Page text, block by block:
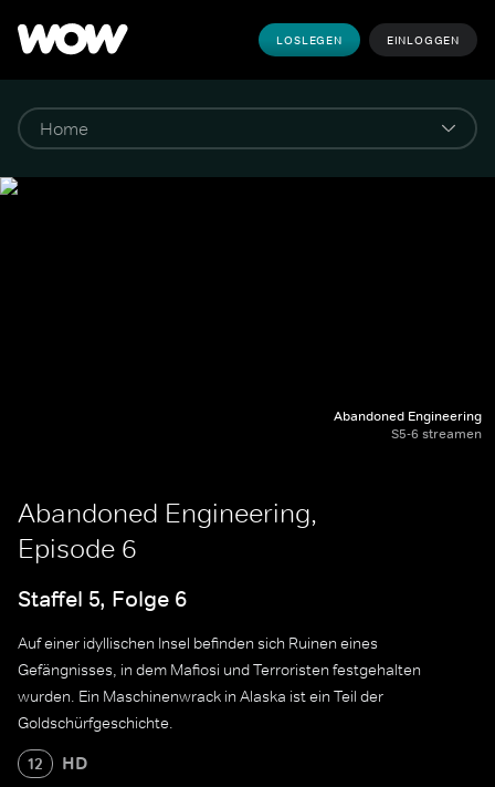
LOSLEGEN EINLOGGEN
Abandoned Engineering
S5-6 streamen
Abandoned Engineering,
Episode 6
Staffel 5, Folge 6
Auf einer idyllischen Insel befinden sich Ruinen eines
Gefängnisses, in dem Mafiosi und Terroristen festgehalten
wurden. Ein Maschinenwrack in Alaska ist ein Teil der
Goldschürfgeschichte.
12 HD